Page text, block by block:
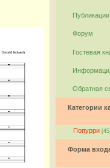
Публикации
Форум
Гостевая
Обратная
Категории
Попурри [45]
Форма